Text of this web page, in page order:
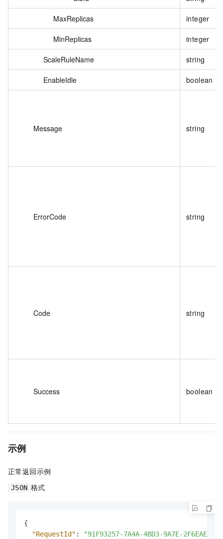
MaxReplicas integer
MinReplicas integer
ScaleRuleName string
EnableIdle boolean
Message string
ErrorCode string
Code string
Success boolean
示例
正常返回示例
JSON 格式
{
"RequestId" :
"91F93257-7A4A-4BD3-9A7E-